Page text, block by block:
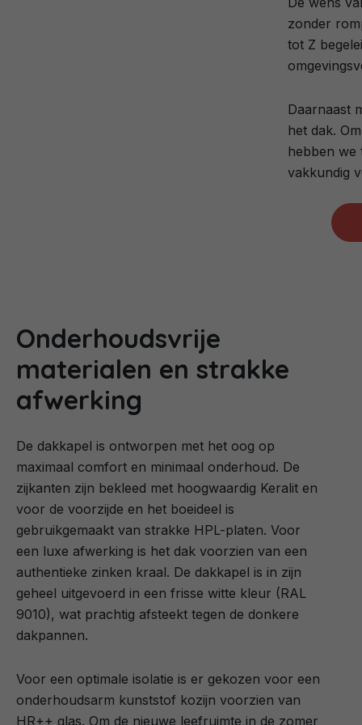
zonder
tot Z
Daarnaast
het dak.
hebben we
vakkundig
Onderhoudsvrije
materialen en strakke
afwerking
De dakkapel is ontworpen met het oog op
maximaal comfort en minimaal onderhoud. De
zijkanten zijn bekleed met hoogwaardig Keralit en
voor de voorzijde en het boeideel is
gebruikgemaakt van strakke HPL-platen. Voor
een luxe afwerking is het dak voorzien van een
authentieke zinken kraal. De dakkapel is in zijn
geheel uitgevoerd in een frisse witte kleur (RAL
9010), wat prachtig afsteekt tegen de donkere
dakpannen.
Voor een optimale isolatie is er gekozen voor een
onderhoudsarm kunststof kozijn voorzien van
HR++ glas. Om de nieuwe leefruimte in de zomer